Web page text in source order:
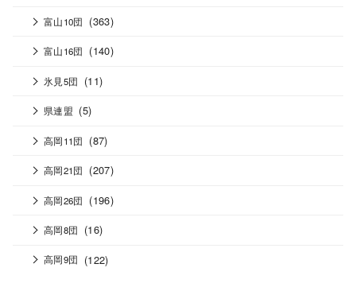
富山10団 (363)
富山16団 (140)
氷見5団 (11)
県連盟 (5)
高岡11団 (87)
高岡21団 (207)
高岡26団 (196)
高岡8団 (16)
高岡9団 (122)